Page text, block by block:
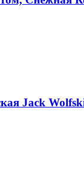
Jack